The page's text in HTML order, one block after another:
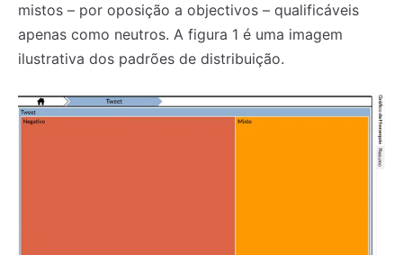
mistos – por oposição a objectivos – qualificáveis
apenas como neutros. A figura 1 é uma imagem
ilustrativa dos padrões de distribuição.